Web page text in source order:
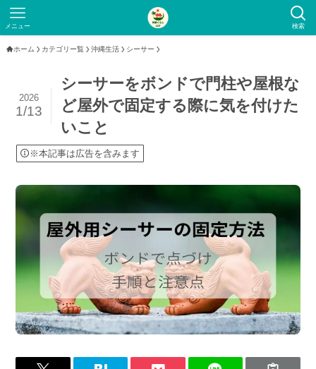
検索
メニュー
ホーム カテゴリー覧 沖縄生活 シーサー
シーサーをボンドで門柱や屋根な
ど屋外で固定する際に気を付けた
いこと
2026
1/13
※本記事は広告を含みます